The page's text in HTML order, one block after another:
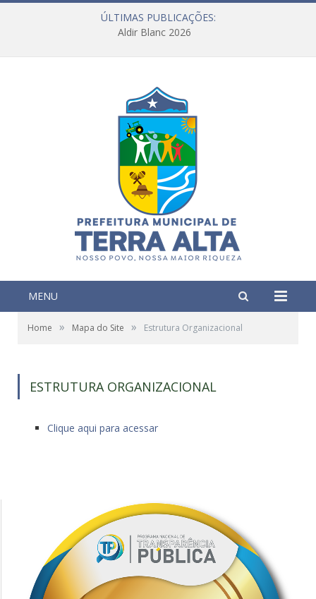
ÚLTIMAS PUBLICAÇÕES:
Aldir Blanc 2026
MENU
Home » Mapa do Site » Estrutura Organizacional
ESTRUTURA ORGANIZACIONAL
Clique aqui para acessar